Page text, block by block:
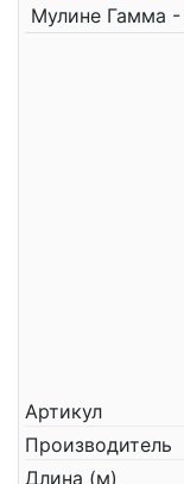
Мулине Гамма
Артикул
Производитель
Длина (м)